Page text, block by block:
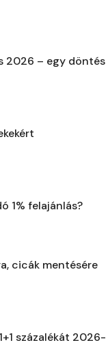
2026 – egy döntés
1% felajánlás?
cicák mentésére
százalékát 2026-